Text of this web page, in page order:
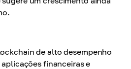
de alto desempenho
financeiras e